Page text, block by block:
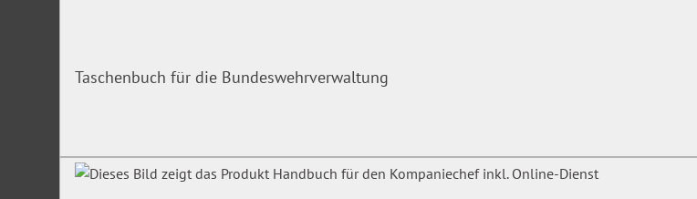
Taschenbuch für die Bundeswehrverwaltung